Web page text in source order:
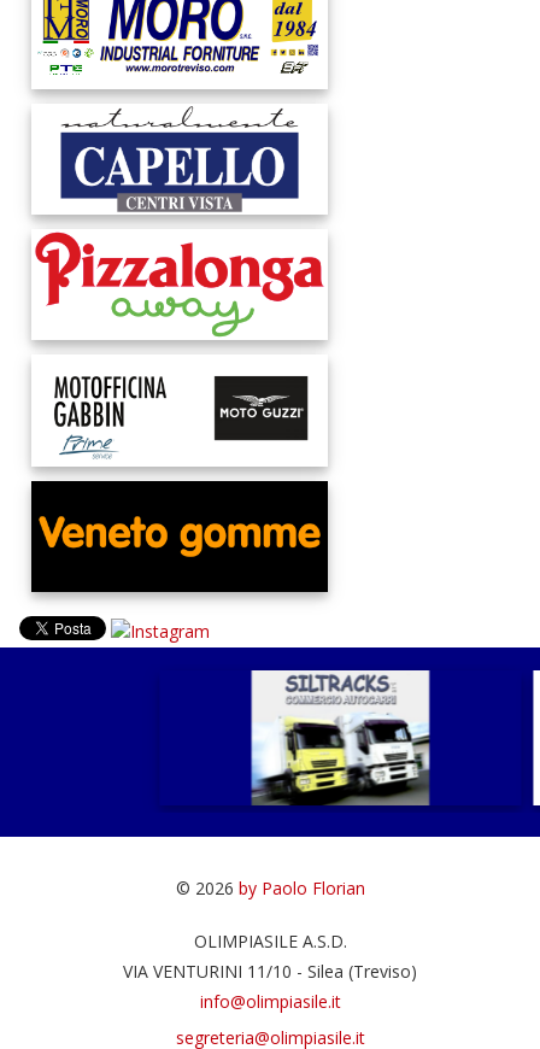
© 2026 by Paolo Florian
OLIMPIASILE A.S.D.
VIA VENTURINI 11/10 - Silea (Treviso)
info@olimpiasile.it
segreteria@olimpiasile.it